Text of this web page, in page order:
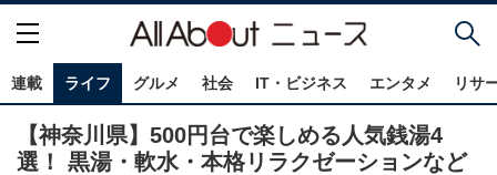
連載 ライフ グルメ 社会 IT・ビジネス エンタメ リサ
【神奈川県】500円台で楽しめる人気銭湯4
選！ 黒湯・軟水・本格リラクゼーションなど